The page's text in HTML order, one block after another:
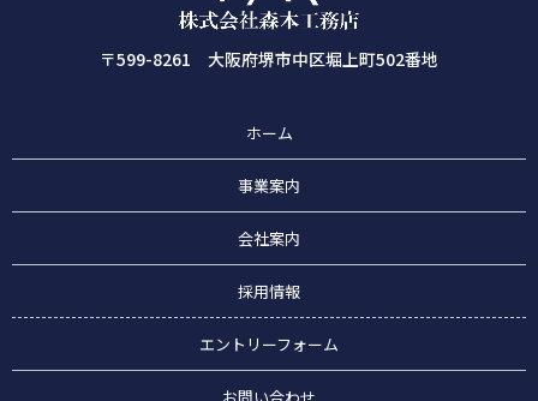
〒599-8261 大阪府堺市中区堀上町502番地
ホーム
事業案内
会社案内
採用情報
エントリーフォーム